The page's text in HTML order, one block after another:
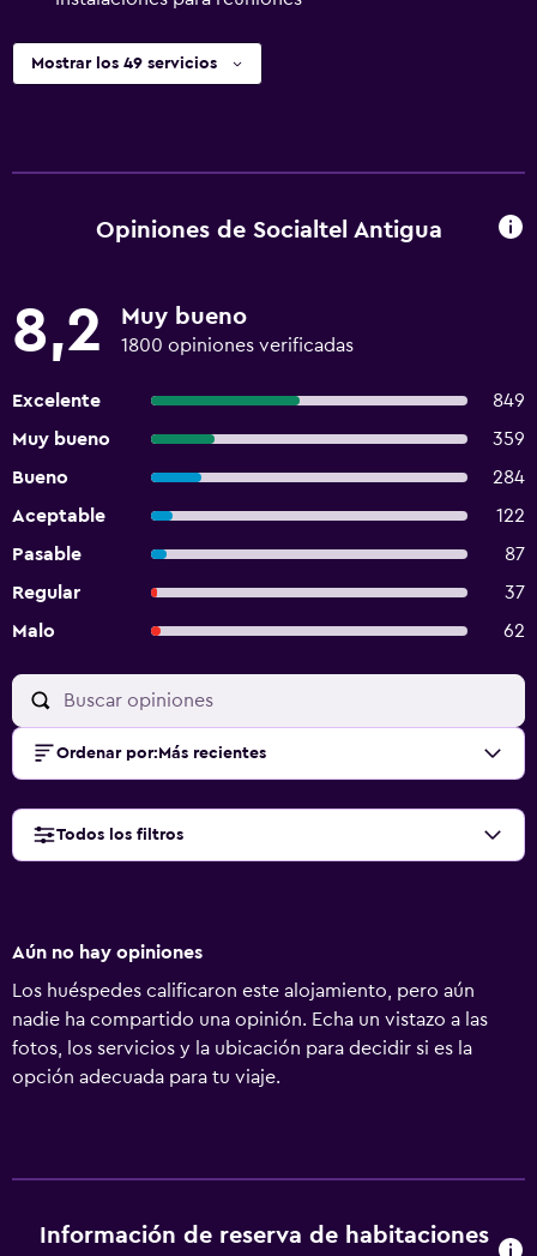
Mostrar los 49 servicios
Opiniones de Socialtel Antigua
8,2 Muy bueno
1800 opiniones verificadas
Excelente
849
Muy bueno
359
Bueno
284
Aceptable
122
Pasable
87
Regular
37
Malo
62
Ordenar por: Más recientes
Todos los filtros
Aún no hay opiniones
Los huéspedes calificaron este alojamiento, pero aún
nadie ha compartido una opinión. Echa un vistazo a las
fotos, los servicios y la ubicación para decidir si es la
opción adecuada para tu viaje.
Información de reserva de habitaciones